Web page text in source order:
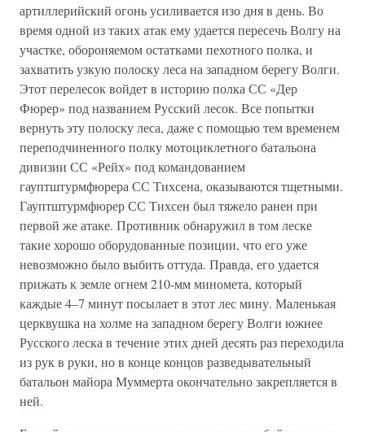
артиллерийский огонь усиливается изо дня в день. Во
время одной из таких атак ему удается пересечь Волгу на
участке, обороняемом остатками пехотного полка, и
захватить узкую полоску леса на западном берегу Волги.
Этот перелесок войдет в историю полка СС «Дер
Фюрер» под названием Русский лесок. Все попытки
вернуть эту полоску леса, даже с помощью тем временем
переподчиненного полку мотоциклетного батальона
дивизии СС «Рейх» под командованием
гауптштурмфюрера СС Тихсена, оказываются тщетными.
Гауптштурмфюрер СС Тихсен был тяжело ранен при
первой же атаке. Противник обнаружил в том леске
такие хорошо оборудованные позиции, что его уже
невозможно было выбить оттуда. Правда, его удается
прижать к земле огнем 210-мм миномета, который
каждые 4–7 минут посылает в этот лес мину. Маленькая
церквушка на холме на западном берегу Волги южнее
Русского леска в течение этих дней десять раз переходила
из рук в руки, но в конце концов разведывательный
батальон майора Муммерта окончательно закрепляется в
ней.